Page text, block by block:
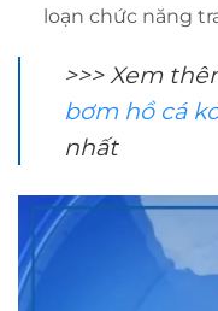
loạn chức năng
>>> Xem
bơm hồ cá
nhất